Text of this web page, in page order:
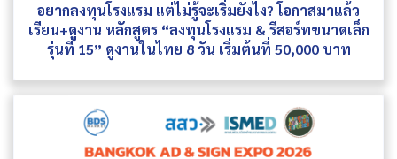
อยากลงทุนโรงแรม แต่ไม่รู้จะเริ่มยังไง? โอกาสมาแล้ว
เรียน+ดูงาน หลักสูตร “ลงทุนโรงแรม & รีสอร์ทขนาดเล็ก
รุ่นที่ 15” ดูงานในไทย 8 วัน เริ่มต้นที่ 50,000 บาท